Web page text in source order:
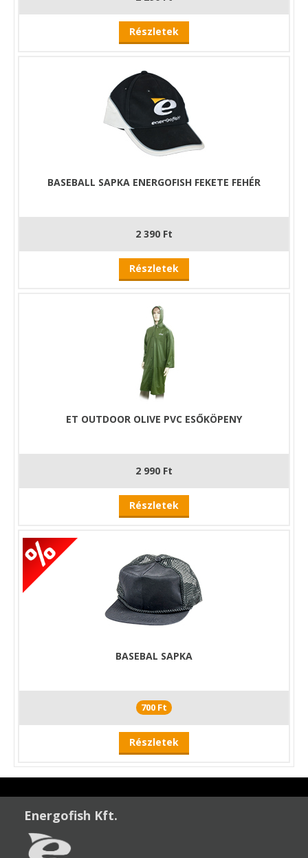
Részletek
BASEBALL SAPKA ENERGOFISH FEKETE FEHÉR
2 390 Ft
Részletek
ET OUTDOOR OLIVE PVC ESŐKÖPENY
2 990 Ft
Részletek
BASEBAL SAPKA
700 Ft
Részletek
Energofish Kft.